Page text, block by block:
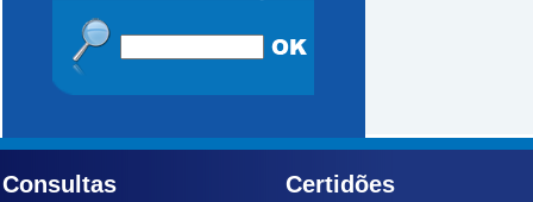
Consultas Certidões